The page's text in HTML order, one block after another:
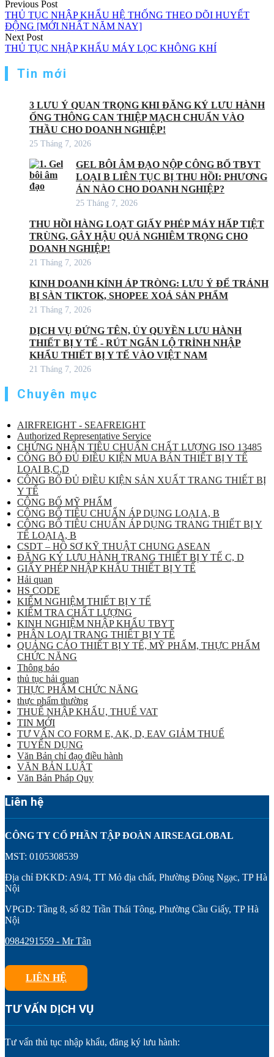
Điều
hướng
bài
viết
Previous Post
THỦ TỤC NHẬP KHẨU HỆ THỐNG THEO DÕI HUYẾT
ĐỘNG [MỚI NHẤT NĂM NAY]
Next Post
THỦ TỤC NHẬP KHẨU MÁY LỌC KHÔNG KHÍ
Tin mới
3 LƯU Ý QUAN TRỌNG KHI ĐĂNG KÝ LƯU HÀNH
ỐNG THÔNG CAN THIỆP MẠCH CHUẨN VÀO
THẦU CHO DOANH NGHIỆP!
25 Tháng 7, 2026
GEL BÔI ÂM ĐẠO NỘP CÔNG BỐ TBYT
LOẠI B LIÊN TỤC BỊ THU HỒI: PHƯƠNG
ÁN NÀO CHO DOANH NGHIỆP?
25 Tháng 7, 2026
THU HỒI HÀNG LOẠT GIẤY PHÉP MÁY HẤP TIỆT
TRÙNG, GÂY HẬU QUẢ NGHIÊM TRỌNG CHO
DOANH NGHIỆP!
21 Tháng 7, 2026
KINH DOANH KÍNH ÁP TRÒNG: LƯU Ý ĐỂ TRÁNH
BỊ SÀN TIKTOK, SHOPEE XOÁ SẢN PHẨM
21 Tháng 7, 2026
DỊCH VỤ ĐỨNG TÊN, ỦY QUYỀN LƯU HÀNH
THIẾT BỊ Y TẾ - RÚT NGẮN LỘ TRÌNH NHẬP
KHẨU THIẾT BỊ Y TẾ VÀO VIỆT NAM
21 Tháng 7, 2026
Chuyên mục
AIRFREIGHT - SEAFREIGHT
Authorized Representative Service
CHỨNG NHẬN TIÊU CHUẨN CHẤT LƯỢNG ISO 13485
CÔNG BỐ ĐỦ ĐIỀU KIỆN MUA BÁN THIẾT BỊ Y TẾ
LOẠI B,C,D
CÔNG BỐ ĐỦ ĐIỀU KIỆN SẢN XUẤT TRANG THIẾT BỊ
Y TẾ
CÔNG BỐ MỸ PHẨM
CÔNG BỐ TIÊU CHUẨN ÁP DỤNG LOẠI A, B
CÔNG BỐ TIÊU CHUẨN ÁP DỤNG TRANG THIẾT BỊ Y
TẾ LOẠI A, B
CSDT – HỒ SƠ KỸ THUẬT CHUNG ASEAN
ĐĂNG KÝ LƯU HÀNH TRANG THIẾT BỊ Y TẾ C, D
GIẤY PHÉP NHẬP KHẨU THIẾT BỊ Y TẾ
Hải quan
HS CODE
KIỂM NGHIỆM THIẾT BỊ Y TẾ
KIỂM TRA CHẤT LƯỢNG
KINH NGHIỆM NHẬP KHẨU TBYT
PHÂN LOẠI TRANG THIẾT BỊ Y TẾ
QUẢNG CÁO THIẾT BỊ Y TẾ, MỸ PHẨM, THỰC PHẨM
CHỨC NĂNG
Thông báo
thủ tục hải quan
THỰC PHẨM CHỨC NĂNG
thực phẩm thường
THUẾ NHẬP KHẨU, THUẾ VAT
TIN MỚI
TƯ VẤN CO FORM E, AK, D, EAV GIẢM THUẾ
TUYỂN DỤNG
Văn Bản chỉ đạo điều hành
VĂN BẢN LUẬT
Văn Bản Pháp Quy
Liên hệ
CÔNG TY CỔ PHẦN TẬP ĐOÀN AIRSEAGLOBAL
MST: 0105308539
Địa chỉ ĐKKD: A9/4, TT Mỏ địa chất, Phường Đông Ngạc, TP Hà
Nội
VPGD: Tầng 8, số 82 Trần Thái Tông, Phường Cầu Giấy, TP Hà
Nội
0984291559 - Mr Tân
LIÊN HỆ
TƯ VẤN DỊCH VỤ
Tư vấn thủ tục nhập khẩu, đăng ký lưu hành: